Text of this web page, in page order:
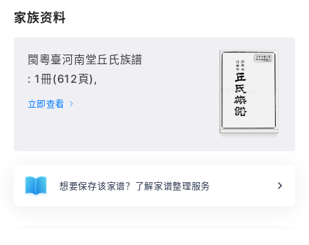
家族资料
閩粵臺河南堂丘氏族譜
: 1冊(612頁),
立即查看
想要保存该家谱？了解家谱整理服务